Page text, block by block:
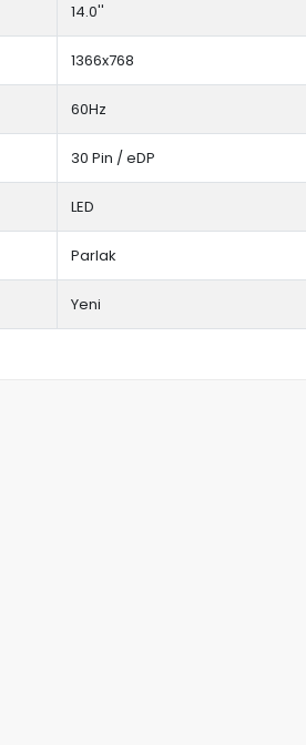
14.0''
1366x768
60Hz
30 Pin / eDP
LED
Parlak
Yeni